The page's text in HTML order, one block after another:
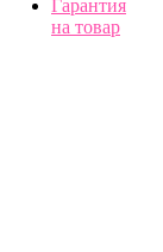
Гарантия
на товар